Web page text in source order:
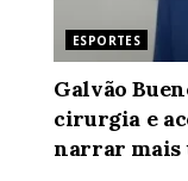
ESPORTES
Galvão
cirurgia e
narrar mais